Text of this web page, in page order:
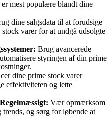
mest populære blandt dine
dine salgsdata til at forudsige
varer for at undgå udsolgte
Brug avancerede
styringen af din prime
dine prime stock varer
effektiviteten og lette
Vær opmærksom
trends, og sørg for løbende at